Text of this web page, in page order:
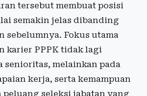
tersebut membuat posisi
semakin jelas dibanding
sebelumnya. Fokus utama
karier PPPK tidak lagi
senioritas, melainkan pada
kerja, serta kemampuan
peluang seleksi jabatan yang